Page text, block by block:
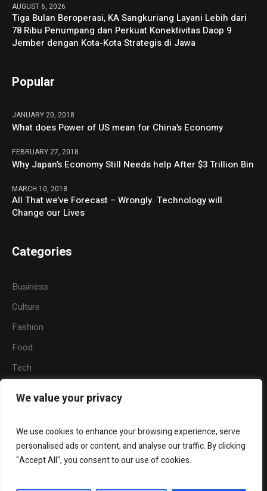
We value your privacy
We use cookies to enhance your browsing experience, serve
personalised ads or content, and analyse our traffic. By clicking
"Accept All", you consent to our use of cookies.
AUGUST 6, 2026
Tiga Bulan Beroperasi, KA Sangkuriang Layani Lebih dari
78 Ribu Penumpang dan Perkuat Konektivitas Daop 9
Jember dengan Kota-Kota Strategis di Jawa
Popular
JANUARY 20, 2018
What does Power of US mean for China’s Economy
FEBRUARY 27, 2018
Why Japan’s Economy Still Needs help After $3 Trillion Bin
MARCH 10, 2018
All That we’ve Forecast – Wrongly. Technology will
Change our Lives
Categories
Business
Culture
Fashion
Food
Tech
Nature